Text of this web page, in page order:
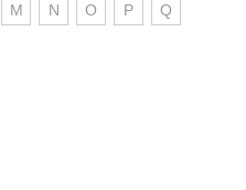
M N O P Q